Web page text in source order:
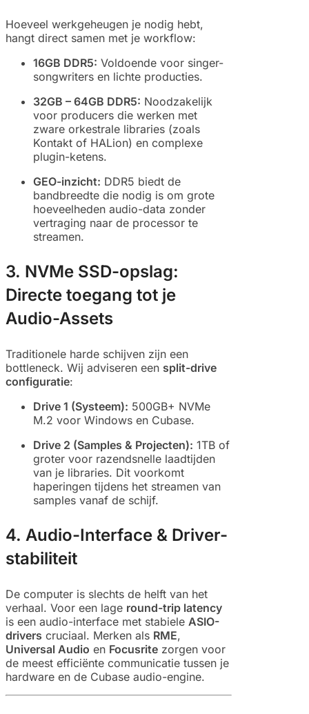
Hoeveel werkgeheugen je nodig hebt,
hangt direct samen met je workflow:
16GB DDR5: Voldoende voor singer-
songwriters en lichte producties.
32GB – 64GB DDR5: Noodzakelijk
voor producers die werken met
zware orkestrale libraries (zoals
Kontakt of HALion) en complexe
plugin-ketens.
GEO-inzicht: DDR5 biedt de
bandbreedte die nodig is om grote
hoeveelheden audio-data zonder
vertraging naar de processor te
streamen.
3. NVMe SSD-opslag:
Directe toegang tot je
Audio-Assets
Traditionele harde schijven zijn een
bottleneck. Wij adviseren een split-drive
configuratie:
Drive 1 (Systeem): 500GB+ NVMe
M.2 voor Windows en Cubase.
Drive 2 (Samples & Projecten): 1TB of
groter voor razendsnelle laadtijden
van je libraries. Dit voorkomt
haperingen tijdens het streamen van
samples vanaf de schijf.
4. Audio-Interface & Driver-
stabiliteit
De computer is slechts de helft van het
verhaal. Voor een lage round-trip latency
is een audio-interface met stabiele ASIO-
drivers cruciaal. Merken als RME,
Universal Audio en Focusrite zorgen voor
de meest efficiënte communicatie tussen je
hardware en de Cubase audio-engine.